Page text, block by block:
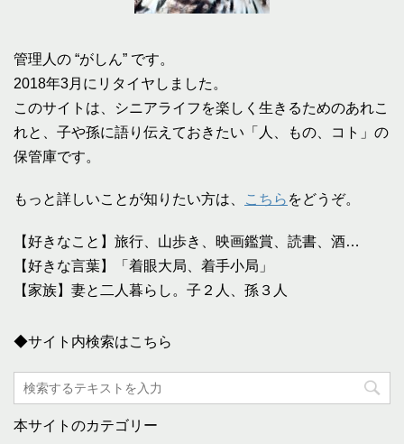
管理人の “がしん” です。
2018年3月にリタイヤしました。
このサイトは、シニアライフを楽しく生きるためのあれこ
れと、子や孫に語り伝えておきたい「人、もの、コト」の
保管庫です。
もっと詳しいことが知りたい方は、 こちら をどうぞ。
【好きなこと】旅行、山歩き、映画鑑賞、読書、酒…
【好きな言葉】「着眼大局、着手小局」
【家族】妻と二人暮らし。子２人、孫３人
◆サイト内検索はこちら
本サイトのカテゴリー